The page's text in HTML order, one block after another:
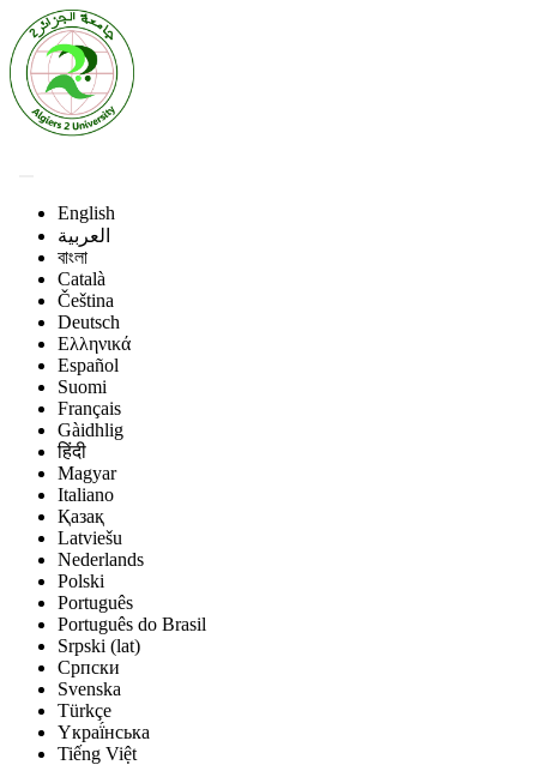
English
العربية
বাংলা
Català
Čeština
Deutsch
Ελληνικά
Español
Suomi
Français
Gàidhlig
हिंदी
Magyar
Italiano
Қазақ
Latviešu
Nederlands
Polski
Português
Português do Brasil
Srpski (lat)
Српски
Svenska
Türkçe
Yкраї́нська
Tiếng Việt